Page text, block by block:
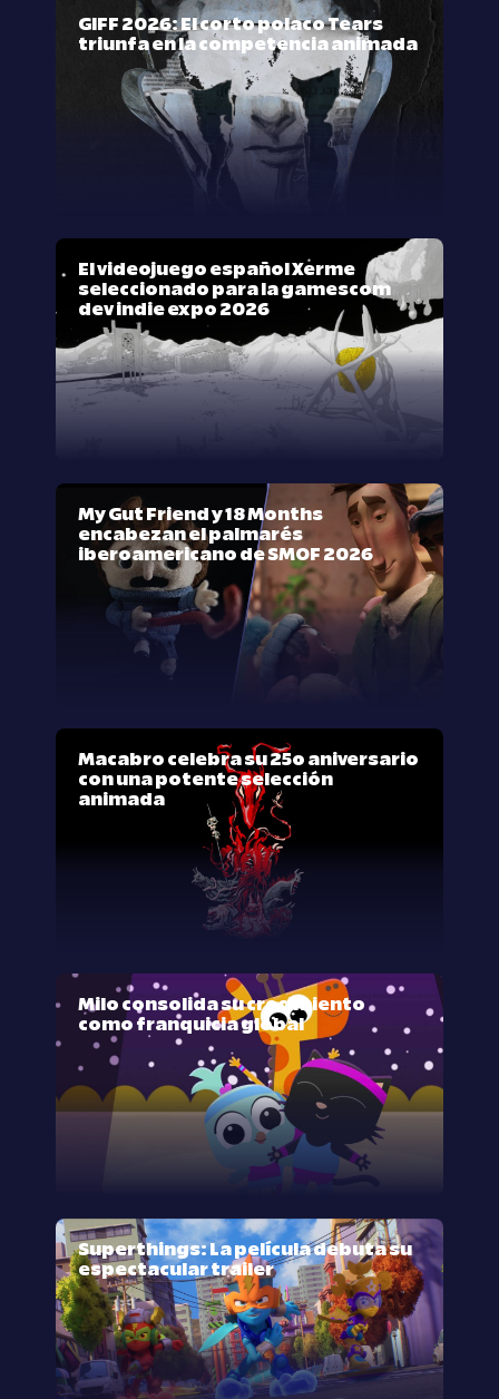
GIFF 2026: El corto polaco Tears
triunfa en la competencia animada
El videojuego español Xerme
seleccionado para la gamescom
dev indie expo 2026
My Gut Friend y 18 Months
encabezan el palmarés
iberoamericano de SMOF 2026
Macabro celebra su 25º aniversario
con una potente selección
animada
Milo consolida su crecimiento
como franquicia global
Superthings: La película debuta su
espectacular trailer